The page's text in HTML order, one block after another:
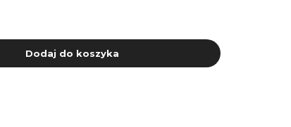
Dodaj do koszyka